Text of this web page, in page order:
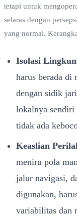
tetapi untuk
selaras dengan
yang normal.
Isolasi
harus berada di
dengan sidik
lokalnya sendiri
tidak ada
Keaslian
meniru pola
jalur navigasi,
digunakan,
variabilitas dan